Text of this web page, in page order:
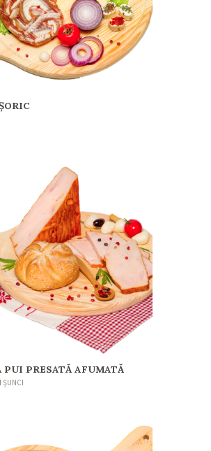
PUI PRESATĂ AFUMATĂ
ȘUNCI